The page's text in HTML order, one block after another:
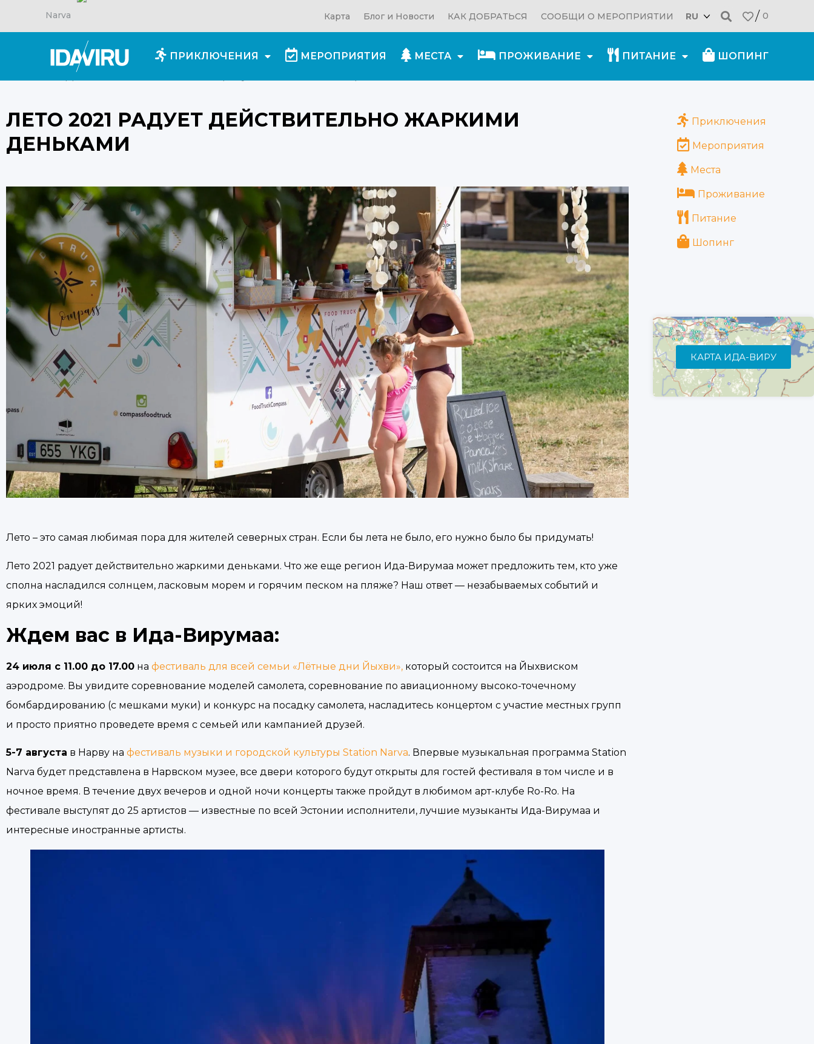
Narva Карта Блог и Новости КАК ДОБРАТЬСЯ СООБЩИ О МЕРОПРИЯТИИ RU 0
ПРИКЛЮЧЕНИЯ МЕРОПРИЯТИЯ МЕСТА ПРОЖИВАНИЕ ПИТАНИЕ
ШОПИНГ
Для вдохновения
ЛЕТО 2021 РАДУЕТ ДЕЙСТВИТЕЛЬНО ЖАРКИМИ
ДЕНЬКАМИ
Лето – это самая любимая пора для жителей северных стран. Если бы лета не было, его нужно было бы придумать!
Лето 2021 радует действительно жаркими деньками. Что же еще регион Ида-Вирумаа может предложить тем, кто уже
сполна насладился солнцем, ласковым морем и горячим песком на пляже? Наш ответ — незабываемых событий и
ярких эмоций!
Ждем вас в Ида-Вирумаа:
24 июля с 11.00 до 17.00 на фестиваль для всей семьи «Лётные дни Йыхви», который состоится на Йыхвиском
аэродроме. Вы увидите соревнование моделей самолета, соревнование по авиационному высоко-точечному
бомбардированию (с мешками муки) и конкурс на посадку самолета, насладитесь концертом с участие местных групп
и просто приятно проведете время с семьей или кампанией друзей.
5-7 августа в Нарву на фестиваль музыки и городской культуры Station Narva. Впервые музыкальная программа Station
Narva будет представлена в Нарвском музее, все двери которого будут открыты для гостей фестиваля в том числе и в
ночное время. В течение двух вечеров и одной ночи концерты также пройдут в любимом арт-клубе Ro-Ro. На
фестивале выступят до 25 артистов — известные по всей Эстонии исполнители, лучшие музыканты Ида-Вирумаа и
интересные иностранные артисты.
Приключения
Мероприятия
Места
Проживание
Питание
Шопинг
КАРТА ИДА-ВИРУ